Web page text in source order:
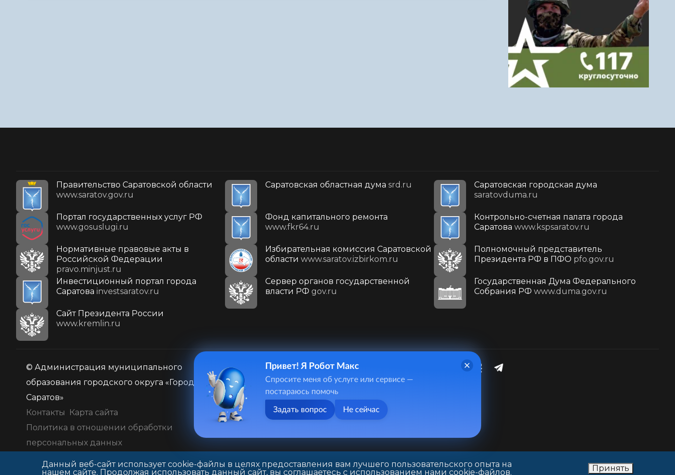
Правительство Саратовской области
www.saratov.gov.ru
Саратовская областная дума srd.ru
Саратовская городская дума
saratovduma.ru
Портал государственных услуг РФ
www.gosuslugi.ru
Фонд капитального ремонта
www.fkr64.ru
Контрольно-счетная палата города
Саратова www.kspsaratov.ru
Нормативные правовые акты в
Российской Федерации
pravo.minjust.ru
Избирательная комиссия Саратовской
области www.saratov.izbirkom.ru
Полномочный представитель
Президента РФ в ПФО pfo.gov.ru
Инвестиционный портал города
Саратова investsaratov.ru
Сервер органов государственной
власти РФ gov.ru
Государственная Дума Федерального
Собрания РФ www.duma.gov.ru
Cайт Президента России
www.kremlin.ru
© Администрация муниципального
образования городского округа «Город
Саратов»
Контакты
Карта сайта
Политика в отношении обработки
персональных данных
410031, г. Саратов, ул. Первомайская, д. 78
+7(8452)26-02-49
Данный веб-сайт использует cookie-файлы в целях предоставления вам лучшего пользовательского опыта на
нашем сайте. Продолжая использовать данный сайт, вы соглашаетесь с использованием нами cookie-файлов.
Принять
Привет! Я Робот Макс
Спросите меня об услуге или сервисе —
постараюсь помочь
Задать вопрос Не сейчас